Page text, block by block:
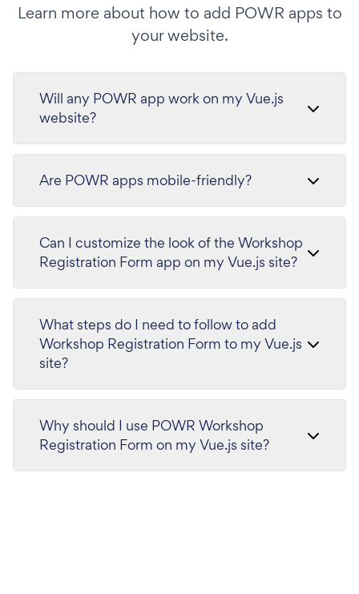
Learn more about how to add POWR apps to
your website.
Will any POWR app work on my Vue.js
website?
Are POWR apps mobile-friendly?
Can I customize the look of the Workshop
Registration Form app on my Vue.js site?
What steps do I need to follow to add
Workshop Registration Form to my Vue.js
site?
Why should I use POWR Workshop
Registration Form on my Vue.js site?